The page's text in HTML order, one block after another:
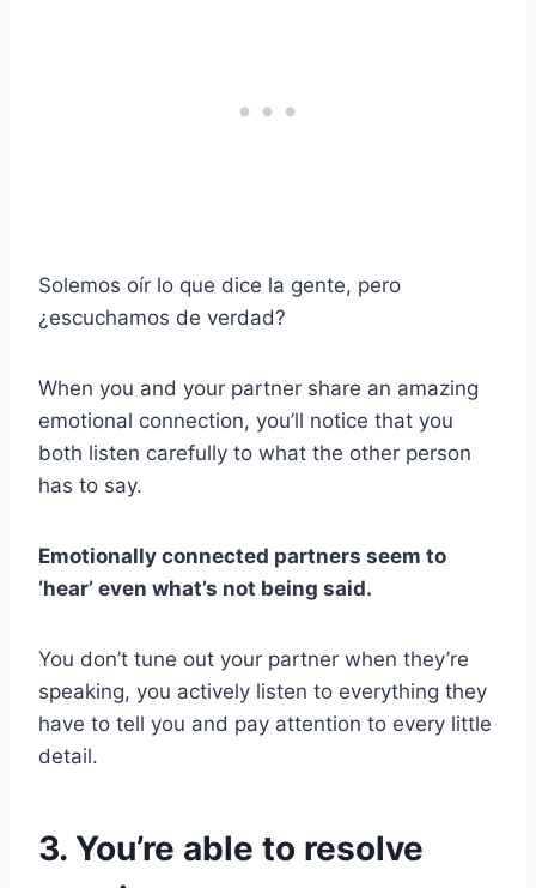
Solemos oír lo que dice la gente, pero
¿escuchamos de verdad?
When you and your partner share an amazing
emotional connection, you’ll notice that you
both listen carefully to what the other person
has to say.
Emotionally connected partners seem to
‘hear’ even what’s not being said.
You don’t tune out your partner when they’re
speaking, you actively listen to everything they
have to tell you and pay attention to every little
detail.
3. You’re able to resolve